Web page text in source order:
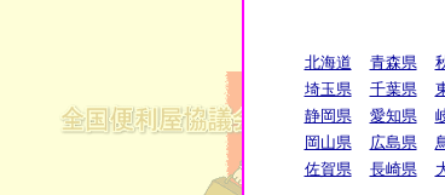
北海道 青森県
埼玉県
千葉県
静岡県
愛知県
岡山県
広島県
佐賀県
長崎県